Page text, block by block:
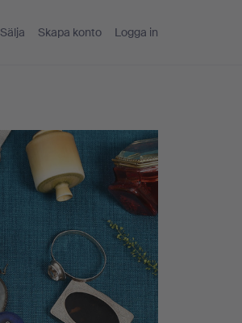
Sälja Skapa konto Logga in